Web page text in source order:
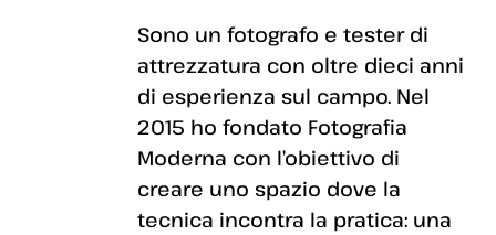
Sono un fotografo e tester di
attrezzatura con oltre dieci anni
di esperienza sul campo. Nel
2015 ho fondato Fotografia
Moderna con l’obiettivo di
creare uno spazio dove la
tecnica incontra la pratica: una